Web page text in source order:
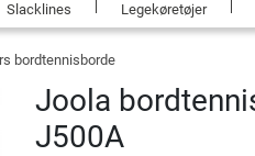
Slacklines Legekøretøjer
bordtennisborde
Joola
J500A